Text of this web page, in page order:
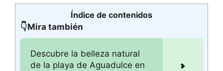
Índice de contenidos
👇Mira también
Descubre la belleza natural
de la playa de Aguadulce en